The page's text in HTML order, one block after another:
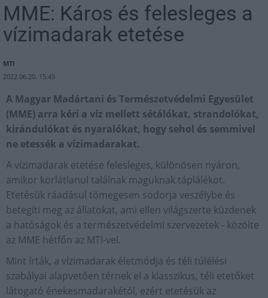
MME: Káros és felesleges a
vízimadarak etetése
MTI
2022.06.20. 15:43
A Magyar Madártani és Természetvédelmi Egyesület
(MME) arra kéri a víz mellett sétálókat, strandolókat,
kirándulókat és nyaralókat, hogy sehol és semmivel
ne etessék a vízimadarakat.
A vízimadarak etetése felesleges, különösen nyáron,
amikor korlátlanul találnak maguknak táplálékot.
Etetésük ráadásul tömegesen sodorja veszélybe és
betegíti meg az állatokat, ami ellen világszerte küzdenek
a hatóságok és a természetvédelmi szervezetek - közölte
az MME hétfőn az MTI-vel.
Mint írták, a vízimadarak életmódja és téli túlélési
szabályai alapvetően térnek el a klasszikus, téli etetőket
látogató énekesmadarakétól, ezért etetésük az